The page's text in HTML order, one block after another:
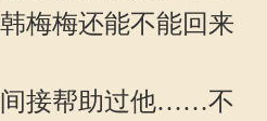
梅梅还能不能回来
接帮助过他……不